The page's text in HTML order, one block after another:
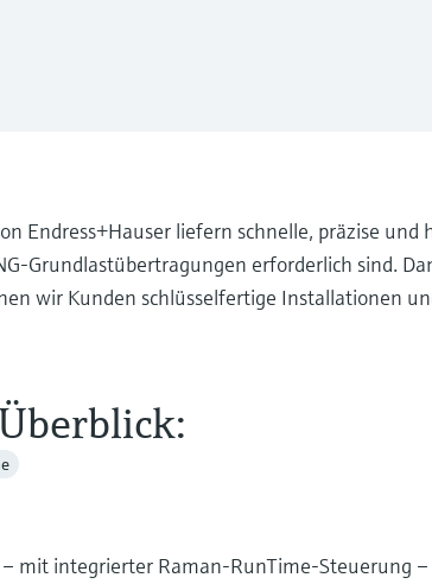
Endress+Hauser liefern schnelle, präzise
Grundlastübertragungen erforderlich sind.
wir Kunden schlüsselfertige Installationen
mit integrierter Raman-RunTime-Steuerung –